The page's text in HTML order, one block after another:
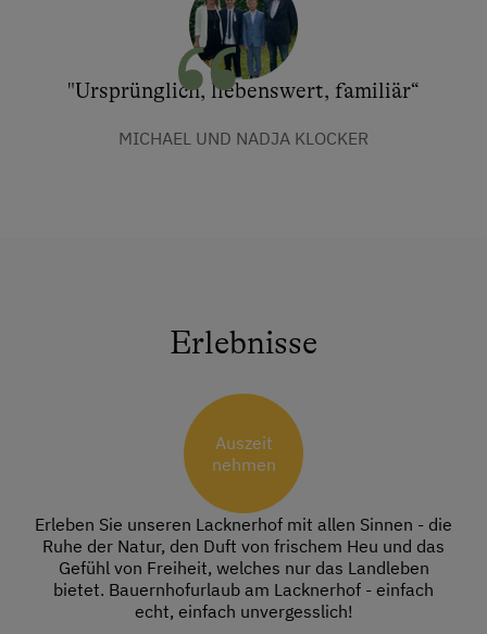
"Ursprünglich, liebenswert, familiär“
MICHAEL UND NADJA KLOCKER
Erlebnisse
Auszeit
nehmen
Erleben Sie unseren Lacknerhof mit allen Sinnen - die
Ruhe der Natur, den Duft von frischem Heu und das
Gefühl von Freiheit, welches nur das Landleben
bietet. Bauernhofurlaub am Lacknerhof - einfach
echt, einfach unvergesslich!